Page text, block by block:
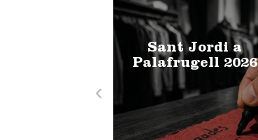
Sant Jordi a
Palafrugell 2026